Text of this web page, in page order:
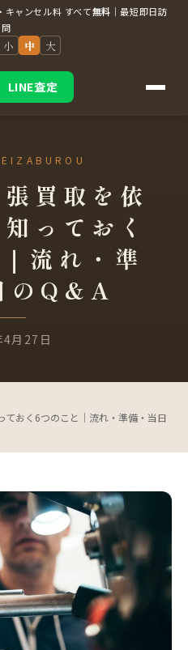
キャンセル料 すべて無料 ｜最短即日訪
問
小 中 大
LINE査定
買取を依
っておく
流れ・準
のQ&A
月27日
おく6つのこと｜流れ・準備・当日